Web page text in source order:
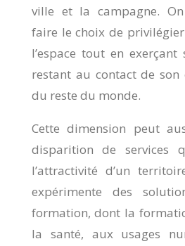
ville et la campagne.
faire le choix de
l’espace tout en
restant au contact de son
du reste du monde.
Cette dimension peut
disparition de services
l’attractivité d’un
expérimente des
formation, dont la
la santé, aux usages